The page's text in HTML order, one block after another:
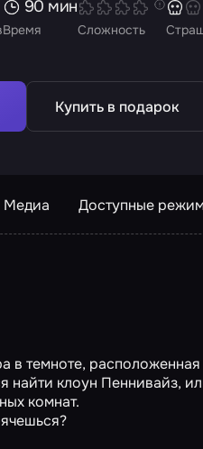
Время
90 мин
Сложность
Купить в подарок
Медиа Доступные
в темноте,
найти клоун Пеннивайз,
комнат.